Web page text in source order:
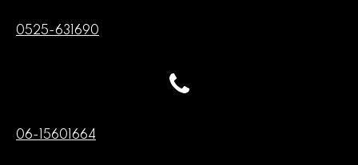
0525-631690
06-15601664